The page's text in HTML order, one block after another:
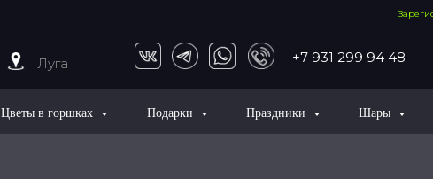
+7 931 299 94 48
Луга
Цветы в горшках Подарки Праздники Шары